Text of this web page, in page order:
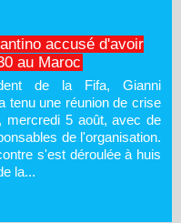
accusé d'avoir
au Maroc
de la Fifa, Gianni
tenu une réunion de crise
mercredi 5 août, avec de
de l'organisation.
s'est déroulée à huis
la...